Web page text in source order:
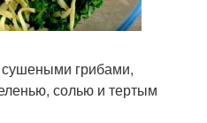
грибами,
солью и тертым